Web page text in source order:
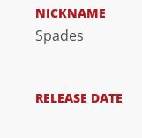
NICKNAME
Spades
RELEASE DATE